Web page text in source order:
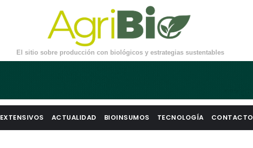
El sitio sobre producción con biológicos y estrategias sustentables
EXTENSIVOS ACTUALIDAD BIOINSUMOS TECNOLOGÍA CONTACTO